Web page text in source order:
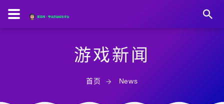
游戏新闻
首页 News